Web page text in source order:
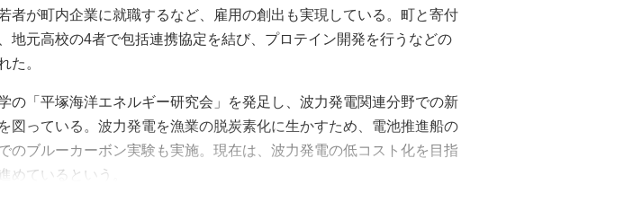
者が町内企業に就職するなど、雇用の創出も実現している。町と寄付
地元高校の4者で包括連携協定を結び、プロテイン開発を行うなどの
た。
の「平塚海洋エネルギー研究会」を発足し、波力発電関連分野での新
図っている。波力発電を漁業の脱炭素化に生かすため、電池推進船の
のブルーカーボン実験も実施。現在は、波力発電の低コスト化を目指
めているという。